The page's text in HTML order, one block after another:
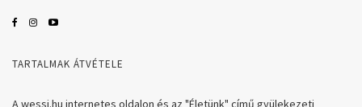
TARTALMAK ÁTVÉTELE
A wessi.hu internetes oldalon és az "Életünk" című gyülekezeti